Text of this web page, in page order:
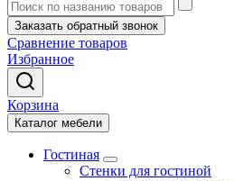
Заказать обратный звонок
Сравнение товаров
Избранное
Корзина
Каталог мебели
Гостиная
Стенки для гостиной